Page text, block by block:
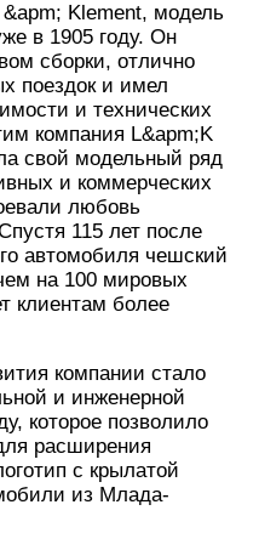
Klement, модель
в 1905 году. Он
сборки, отлично
поездок и имел
и технических
компания L&apm;K
свой модельный ряд
и коммерческих
любовь
115 лет после
автомобиля чешский
на 100 мировых
клиентам более
компании стало
и инженерной
которое позволило
расширения
с крылатой
из Млада-